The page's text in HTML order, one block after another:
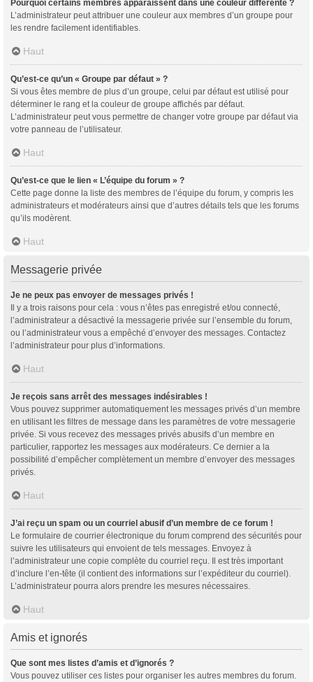
Pourquoi certains membres apparaissent dans une couleur différente ?
L’administrateur peut attribuer une couleur aux membres d’un groupe pour
les rendre facilement identifiables.
Haut
Qu’est-ce qu’un « Groupe par défaut » ?
Si vous êtes membre de plus d’un groupe, celui par défaut est utilisé pour
déterminer le rang et la couleur de groupe affichés par défaut.
L’administrateur peut vous permettre de changer votre groupe par défaut via
votre panneau de l’utilisateur.
Haut
Qu’est-ce que le lien « L’équipe du forum » ?
Cette page donne la liste des membres de l’équipe du forum, y compris les
administrateurs et modérateurs ainsi que d’autres détails tels que les forums
qu’ils modèrent.
Haut
Messagerie privée
Je ne peux pas envoyer de messages privés !
Il y a trois raisons pour cela : vous n’êtes pas enregistré et/ou connecté,
l’administrateur a désactivé la messagerie privée sur l’ensemble du forum,
ou l’administrateur vous a empêché d’envoyer des messages. Contactez
l’administrateur pour plus d’informations.
Haut
Je reçois sans arrêt des messages indésirables !
Vous pouvez supprimer automatiquement les messages privés d’un membre
en utilisant les filtres de message dans les paramètres de votre messagerie
privée. Si vous recevez des messages privés abusifs d’un membre en
particulier, rapportez les messages aux modérateurs. Ce dernier a la
possibilité d’empêcher complètement un membre d’envoyer des messages
privés.
Haut
J’ai reçu un spam ou un courriel abusif d’un membre de ce forum !
Le formulaire de courrier électronique du forum comprend des sécurités pour
suivre les utilisateurs qui envoient de tels messages. Envoyez à
l’administrateur une copie complète du courriel reçu. Il est très important
d’inclure l’en-tête (il contient des informations sur l’expéditeur du courriel).
L’administrateur pourra alors prendre les mesures nécessaires.
Haut
Amis et ignorés
Que sont mes listes d’amis et d’ignorés ?
Vous pouvez utiliser ces listes pour organiser les autres membres du forum.